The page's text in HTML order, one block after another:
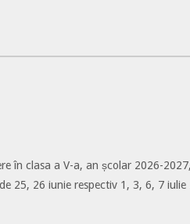
în clasa a V-a, an școlar 2026-
25, 26 iunie respectiv 1, 3, 6, 7